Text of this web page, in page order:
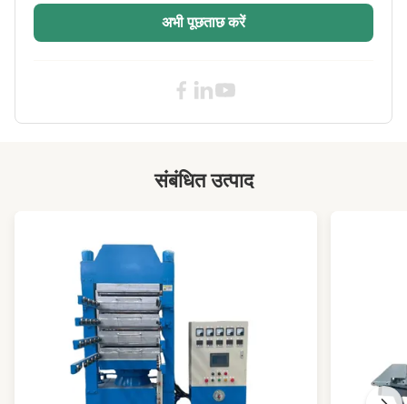
Vulcanizing Time: 0-999एस
Control System: पीएलसी
रबर वल्केनाइजिंग प्रेस 380V
अभी पूछताछ करें
संबंधित उत्पाद